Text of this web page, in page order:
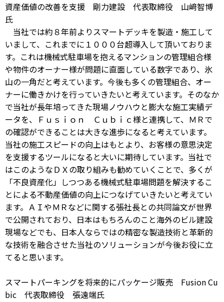
資産価値の改善を支援 剛力建設 代表取締役 山﨑智博
氏
当社では約８年前よりスマートデッキを製造・施工して
いまして、これまでに１０００台超導入して頂いておりま
す。これは機械式駐車場を抱えるマンションの管理組合様
や物件のオーナー様が問題に直面している数字であり、氷
山の一角だと考えています。今後も多くの管理組合、オー
ナーに働きかけを行っていきたいと考えています。そのなか
で当社が長年培ってきた現場ノウハウと膨大な施工実績デ
ータを、Ｆｕｓｉｏｎ Ｃｕｂｉｃ様と連携して、ＭＲで
の確認ができることは大きな進歩になると考えています。
当社の施工スピードの向上はもとより、お客様の意思決定
を支援するツールになると大いに期待しています。当社で
はこのようなＤＸの取り組みも勧めていくことで、多くが
「不良資産化」しつつある機械式駐車場問題を解決するこ
とによる不動産価値の向上につなげていきたいと考えてい
ます。ＡＩやＭＲなどに関する張社長との共同論文が世界
で公開されており、日本はもちろんのこと海外のビル建設
現場などでも、日本人ならではの精密な製造技術と革新的
な技術を融合させた当社のソリューションが今後お役に立
てると思います。
スマートパーキングを将来的にパッケージ販売 Fusion Cu
bic 代表取締役 張遠端氏